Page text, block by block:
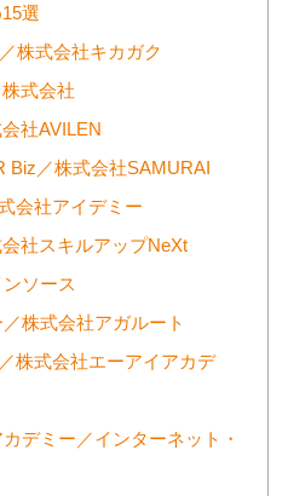
選
株式会社キカガク
式会社
社AVILEN
Biz／株式会社SAMURAI
会社アイデミー
社スキルアップNeXt
ソース
株式会社アガルート
株式会社エーアイアカデ
デミー／インターネット・